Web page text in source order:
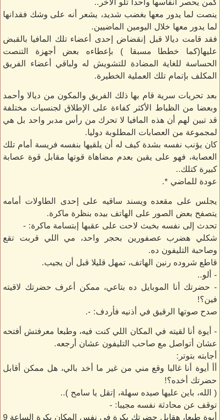
كمن يحصر أنفاسها واحدا تلو الأخر..
ينصت لما يدور معها بغضب شديد، يشعر أنه على وشك فقدانها
لما يدور معها خلال اليومين الماضيين.
فقد قامت ديالا قبل إنقضاض إحدى أعضاء تلك المافيا بالقبض
عليها(كما خططا مسبقا ) بإعطاءه بعض أجهزة التنصت
الحساسة للغاية المضادة للتشويش له ولباقي أعضاء الفريق
المكلف بإتمام تلك العملية الخطيرة.
بعد تحريات سرية قام بها ذلك الفريق والمكون من ديالا وأحمد
وبعضا من الظباط الأكثر كفاءة على الإطلاق لجنسيات مختلفة
قد تبين لهم أن هذه المافيا لا تحرك من رأس مدبر واحد بل هي
لمجموعة من العصابات المطلوبة دوليا.
كان يؤنب نفسه بشدة كيف له أن يلقيها بنفسه فريسة أمام تلك
العصابة، فهو على يقين بعدم مضاهاة قوتها مقابل قوة عصابة
كبيرة كتلك..
عودة للماضي *.
يجلس على مقعده ويسند ساقيه على إحدى الطاولات أمامه
يتصفح بعض الصور على الهاتف بيده بنظرة ماكرة.
تحدث إلى نفسه بخبث لاحت على عقبها إبتسامة ماكرة: -
شكلي هضرب عصفورين بحجر واحد، مي اللي قربت تقع
وصاحبة التليفون ده.
قاطع شروده رنين الهاتف، تمهل قليلا قبل أن يجيب.
- ألو..
- حضرتك أنا الموبايل ده بتاعي، ممكن أعرف حضرتك لاقيته
فين؟!
صدح صوتها الرقيق في أذنيه فأردف: -.
- أيوة أنا لقيته في المكان اللي كنت فيه، وطبعا معرفتش أفتحه
عشان أتواصل مع صاحب التليفون عشان أرجعه.
أجابته بتوتر:
أأ أيوة أنا غالبا وقع مني من غير ما أخد بالي، هل ممكن أقابل
حضرتك أخده؟!
( الله، باين عليها صيده سهلة، إتقل يا سامح )..
توقف عن محادثة نفسه مجيبا: -
أيوة طبعا، هقابل حضرتك بكرة في نفس المكان بكرة الساعة 9